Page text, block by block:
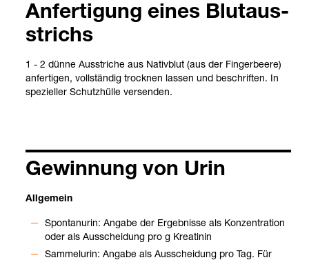
Anfer­ti­gung eines Blut­aus­
strichs
1 - 2 dünne Aus­stri­che aus Nativ­blut (aus der Fin­ger­beere)
anfer­ti­gen, voll­stän­dig trock­nen las­sen und beschrif­ten. In
spe­zi­el­ler Schutz­hülle ver­sen­den.
Gewin­nung von Urin
All­ge­mein
Spon­tanurin: Angabe der Ergeb­nisse als Kon­zen­tra­tion
oder als Aus­schei­dung pro g Krea­ti­nin
Sam­mel­urin: Angabe als Aus­schei­dung pro Tag. Für